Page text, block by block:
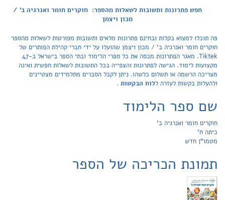
חפש פתרונות ותשובות לשאלות מהספר: חוקרים חומר ואנרגיה ב' /
מכון ויצמן
פה תוכלו למצוא בקלות ובחינם פתרונות מלאים ותשובות מפורטות לשאלות מהספר
חוקרים חומר ואנרגיה ב' / מכון ויצמן שהועלו על ידי חברי קהילת הפותרים של
Tiktek. מאגר הפתרונות מכסה את כל ספרי הלימוד ובתי הספר בישראל ב-47
מקצועות לימוד. הגישה לפתרונות והצפייה בכל התשובות לשאלות חפשית ואינה
מצריכה הרשמה או תשלום כלשהו. ניתן לקבל הסברים מתלמידים מצטיינים
ולהעלות בקשות לעזרה ללוח הבקשות .
שם ספר הלימוד
חוקרים חומר ואנרגיה ב'
כיתה ח'
מטמו"ן חדש
תמונת הכריכה של הספר